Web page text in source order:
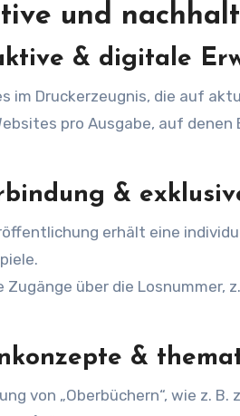
und
& digitale
im Druckerzeugnis, die auf
pro Ausgabe, auf
&
erhält eine
Zugänge über die Losnummer,
&
von „Oberbüchern“, wie z.